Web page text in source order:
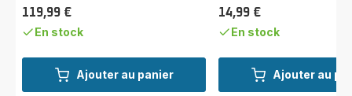
Ajouter au panier
Prix
119,99 €
En stock
Ajouter au
Prix
14,99 €
En stock